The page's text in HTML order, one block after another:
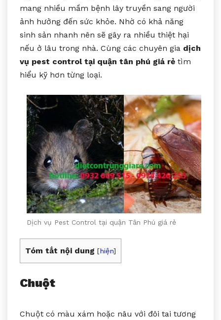
mang nhiều mầm bệnh lây truyền sang người
ảnh hưởng đến sức khỏe. Nhờ có khả năng
sinh sản nhanh nên sẽ gây ra nhiều thiệt hại
nếu ở lâu trong nhà. Cùng các chuyên gia dịch
vụ pest control tại quận tân phú giá rẻ tìm
hiểu kỹ hơn từng loại.
Dịch vụ Pest Control tại quận Tân Phú giá rẻ
Tóm tắt nội dung [hiện]
Chuột
Chuột có màu xám hoặc nâu với đôi tai tương